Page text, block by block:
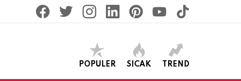
POPULER SICAK TREND